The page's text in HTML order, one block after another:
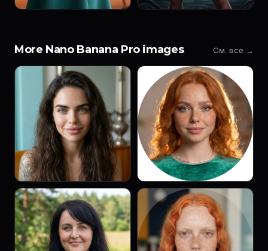
More Nano Banana Pro images См. все →